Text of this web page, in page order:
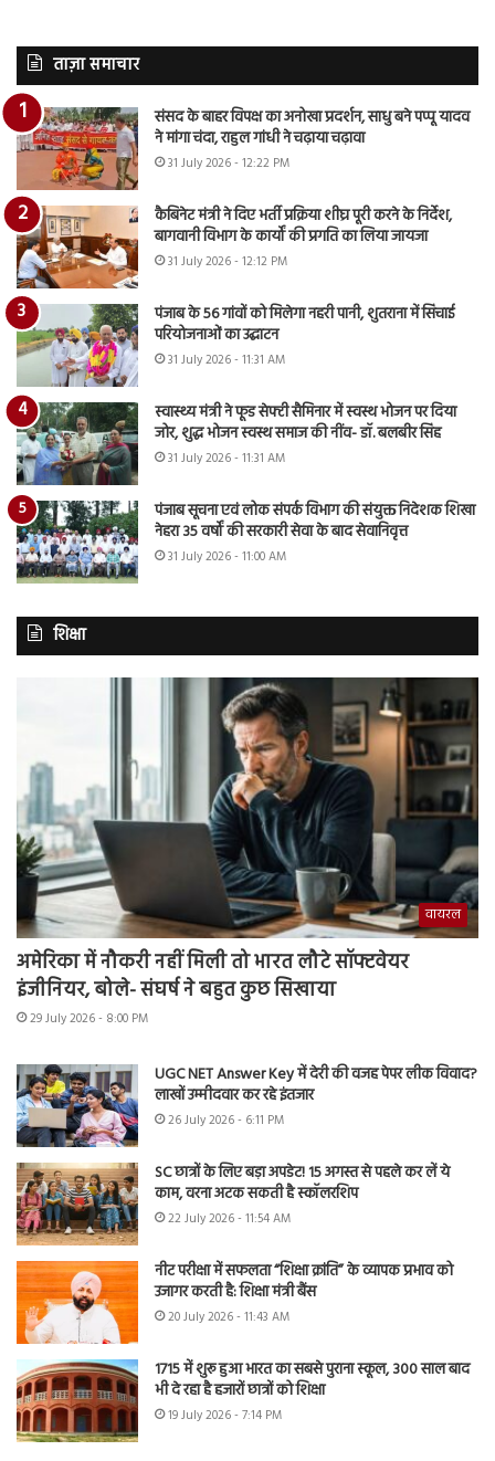
ताज़ा समाचार
संसद के बाहर विपक्ष का अनोखा प्रदर्शन, साधु बने पप्पू यादव
ने मांगा चंदा, राहुल गांधी ने चढ़ाया चढ़ावा
31 July 2026 - 12:22 PM
कैबिनेट मंत्री ने दिए भर्ती प्रक्रिया शीघ्र पूरी करने के निर्देश,
बागवानी विभाग के कार्यों की प्रगति का लिया जायजा
31 July 2026 - 12:12 PM
पंजाब के 56 गांवों को मिलेगा नहरी पानी, शुतराना में सिंचाई
परियोजनाओं का उद्घाटन
31 July 2026 - 11:31 AM
स्वास्थ्य मंत्री ने फूड सेफ्टी सैमिनार में स्वस्थ भोजन पर दिया
जोर, शुद्ध भोजन स्वस्थ समाज की नींव- डॉ. बलबीर सिंह
31 July 2026 - 11:31 AM
पंजाब सूचना एवं लोक संपर्क विभाग की संयुक्त निदेशक शिखा
नेहरा 35 वर्षों की सरकारी सेवा के बाद सेवानिवृत्त
31 July 2026 - 11:00 AM
शिक्षा
वायरल
अमेरिका में नौकरी नहीं मिली तो भारत लौटे सॉफ्टवेयर
इंजीनियर, बोले- संघर्ष ने बहुत कुछ सिखाया
29 July 2026 - 8:00 PM
UGC NET Answer Key में देरी की वजह पेपर लीक विवाद?
लाखों उम्मीदवार कर रहे इंतजार
26 July 2026 - 6:11 PM
SC छात्रों के लिए बड़ा अपडेट! 15 अगस्त से पहले कर लें ये
काम, वरना अटक सकती है स्कॉलरशिप
22 July 2026 - 11:54 AM
नीट परीक्षा में सफलता “शिक्षा क्रांति” के व्यापक प्रभाव को
उजागर करती है: शिक्षा मंत्री बैंस
20 July 2026 - 11:43 AM
1715 में शुरू हुआ भारत का सबसे पुराना स्कूल, 300 साल बाद
भी दे रहा है हजारों छात्रों को शिक्षा
19 July 2026 - 7:14 PM